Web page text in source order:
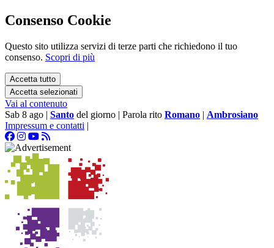
Consenso Cookie
Questo sito utilizza servizi di terze parti che richiedono il tuo
consenso. Scopri di più
Accetta tutto
Accetta selezionati
Vai al contenuto
Sab 8 ago | Santo del giorno | Parola rito Romano | Ambrosiano
Impressum e contatti |